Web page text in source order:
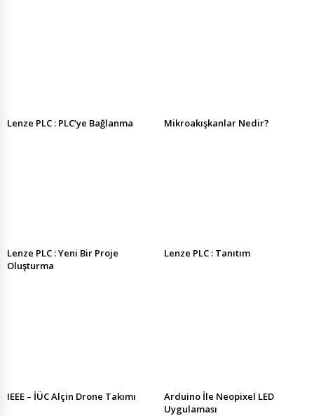
Lenze PLC : PLC’ye Bağlanma Mikroakışkanlar Nedir?
Lenze PLC : Yeni Bir Proje
Oluşturma
Lenze PLC : Tanıtım
IEEE – İÜC Alçin Drone Takımı
Arduino İle Neopixel LED
Uygulaması